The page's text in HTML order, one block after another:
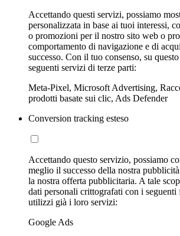
Accettando questi servizi, possiamo
personalizzata in base ai tuoi interessi,
o promozioni per il nostro sito web o
comportamento di navigazione e di
successo. Con il tuo consenso, su
seguenti servizi di terze parti:
Meta-Pixel, Microsoft Advertising,
prodotti basate sui clic, Ads Defender
Conversion tracking esteso
Accettando questo servizio, possiamo
meglio il successo della nostra
la nostra offerta pubblicitaria. A tale
dati personali crittografati con i seguenti
utilizzi già i loro servizi:
Google Ads